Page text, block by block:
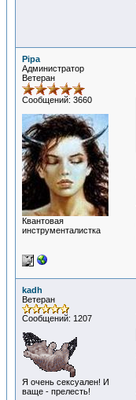
Pipa
Администратор
Ветеран
Сообщений: 3660
Квантовая
инструменталистка
kadh
Ветеран
Сообщений: 1207
Я очень сексуален! И
ваще - прелесть!